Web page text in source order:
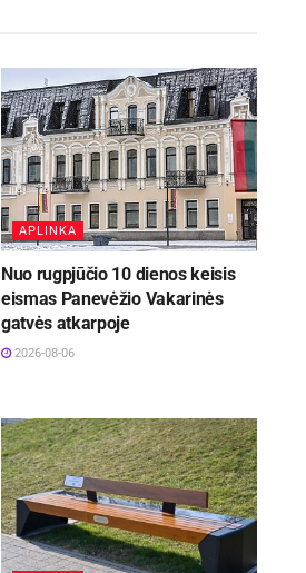
APLINKA
Nuo rugpjūčio 10 dienos keisis
eismas Panevėžio Vakarinės
gatvės atkarpoje
2026-08-06